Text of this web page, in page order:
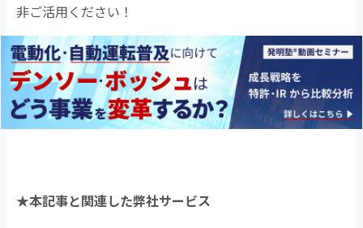
非ご活用ください！
★本記事と関連した弊社サービス